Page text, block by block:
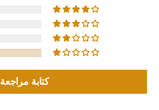
كتابة مراجعة